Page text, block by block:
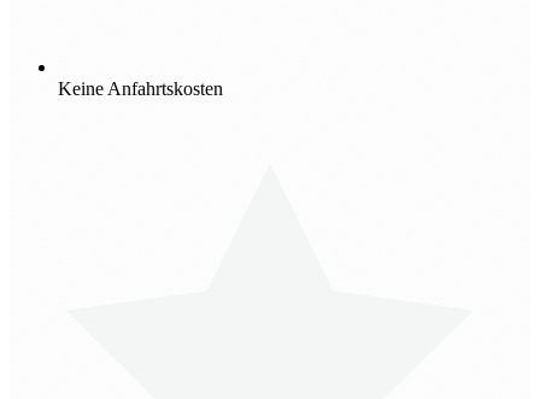
Keine Anfahrtskosten